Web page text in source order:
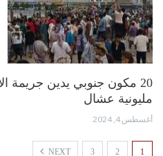
20 مكون جنوبي يدين جريمة
مليونية عشال
أغسطس 4, 2024
1
2
3
NEXT